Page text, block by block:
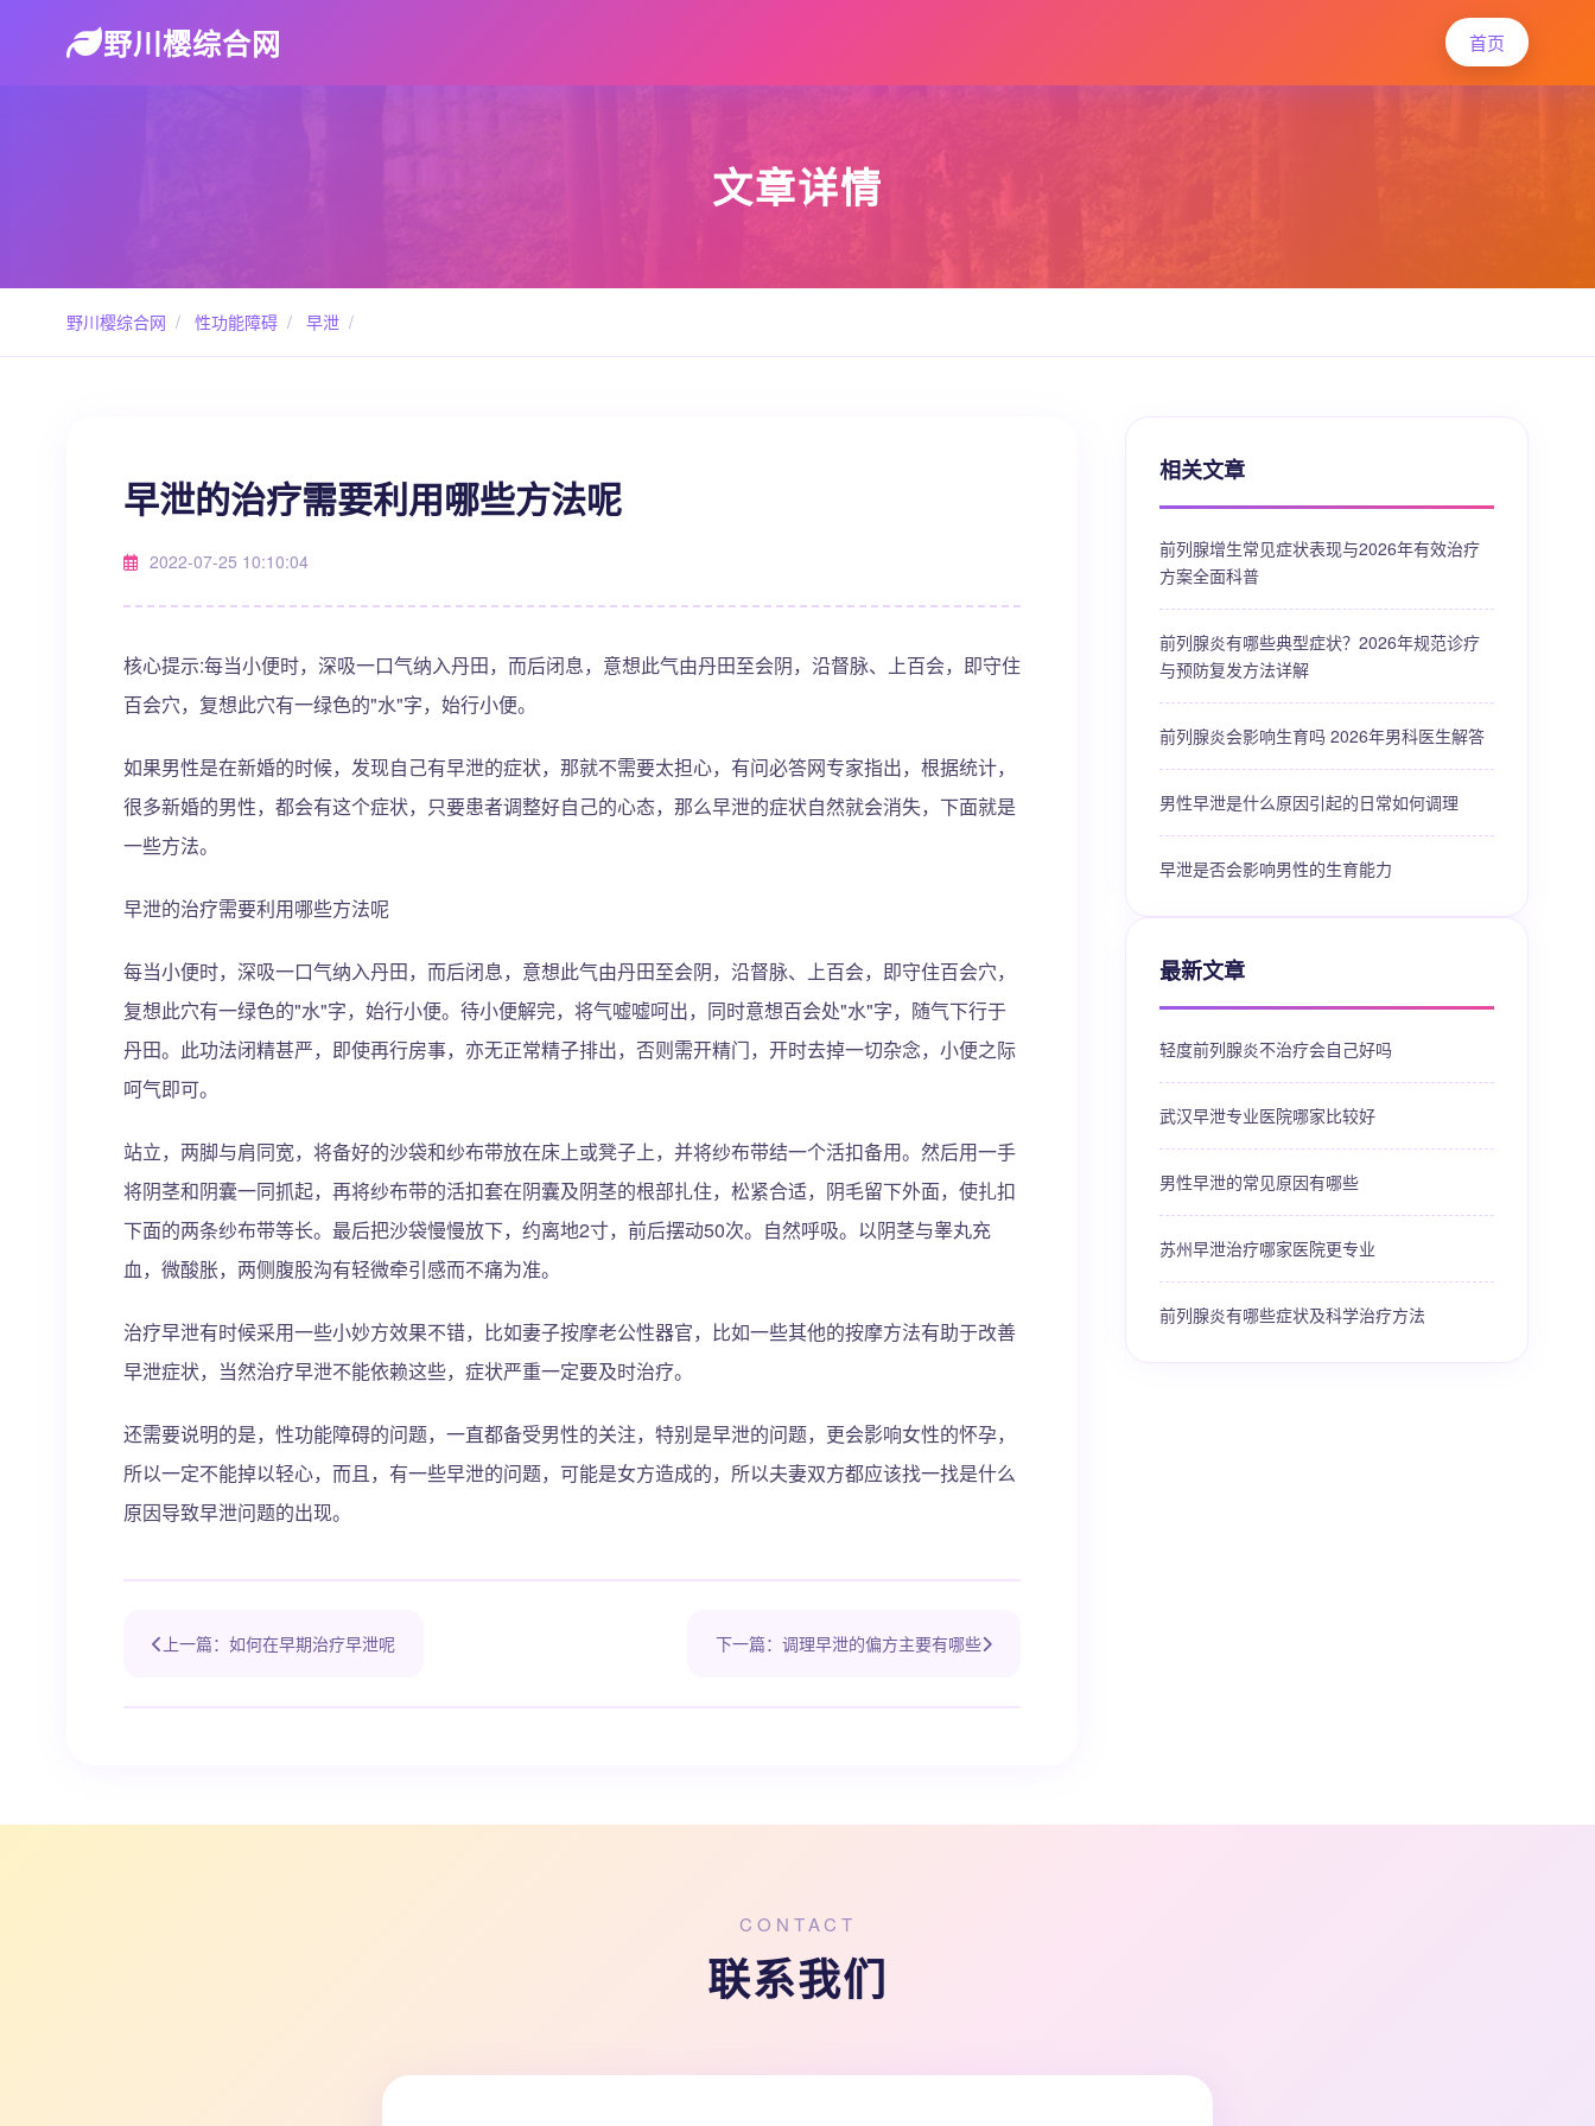
野川樱综合网 首页
文章详情
野川樱综合网 / 性功能障碍 / 早泄 /
早泄的治疗需要利用哪些方法呢
2022-07-25 10:10:04
核心提示:每当小便时，深吸一口气纳入丹田，而后闭息，意想此气由丹田至会阴，沿督脉、上百会，即守住
百会穴，复想此穴有一绿色的"水"字，始行小便。
如果男性是在新婚的时候，发现自己有早泄的症状，那就不需要太担心，有问必答网专家指出，根据统计，
很多新婚的男性，都会有这个症状，只要患者调整好自己的心态，那么早泄的症状自然就会消失，下面就是
一些方法。
早泄的治疗需要利用哪些方法呢
每当小便时，深吸一口气纳入丹田，而后闭息，意想此气由丹田至会阴，沿督脉、上百会，即守住百会穴，
复想此穴有一绿色的"水"字，始行小便。待小便解完，将气嘘嘘呵出，同时意想百会处"水"字，随气下行于
丹田。此功法闭精甚严，即使再行房事，亦无正常精子排出，否则需开精门，开时去掉一切杂念，小便之际
呵气即可。
站立，两脚与肩同宽，将备好的沙袋和纱布带放在床上或凳子上，并将纱布带结一个活扣备用。然后用一手
将阴茎和阴囊一同抓起，再将纱布带的活扣套在阴囊及阴茎的根部扎住，松紧合适，阴毛留下外面，使扎扣
下面的两条纱布带等长。最后把沙袋慢慢放下，约离地2寸，前后摆动50次。自然呼吸。以阴茎与睾丸充
血，微酸胀，两侧腹股沟有轻微牵引感而不痛为准。
治疗早泄有时候采用一些小妙方效果不错，比如妻子按摩老公性器官，比如一些其他的按摩方法有助于改善
早泄症状，当然治疗早泄不能依赖这些，症状严重一定要及时治疗。
还需要说明的是，性功能障碍的问题，一直都备受男性的关注，特别是早泄的问题，更会影响女性的怀孕，
所以一定不能掉以轻心，而且，有一些早泄的问题，可能是女方造成的，所以夫妻双方都应该找一找是什么
原因导致早泄问题的出现。
上一篇：如何在早期治疗早泄呢 下一篇：调理早泄的偏方主要有哪些
相关文章
前列腺增生常见症状表现与2026年有效治疗
方案全面科普
前列腺炎有哪些典型症状？2026年规范诊疗
与预防复发方法详解
前列腺炎会影响生育吗 2026年男科医生解答
男性早泄是什么原因引起的日常如何调理
早泄是否会影响男性的生育能力
最新文章
轻度前列腺炎不治疗会自己好吗
武汉早泄专业医院哪家比较好
男性早泄的常见原因有哪些
苏州早泄治疗哪家医院更专业
前列腺炎有哪些症状及科学治疗方法
CONTACT
联系我们